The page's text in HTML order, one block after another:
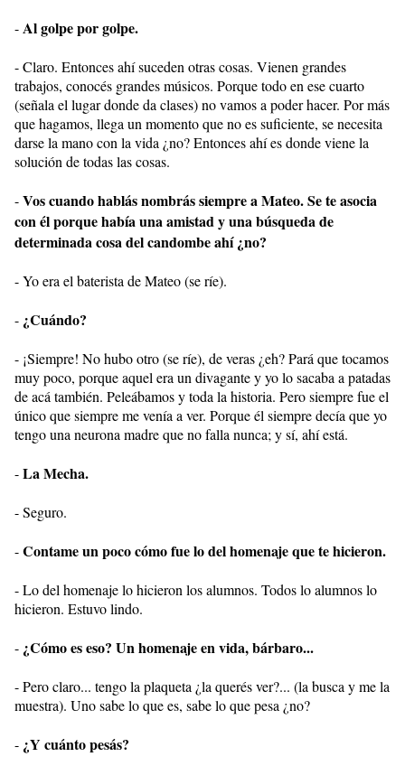
-Al golpe por golpe.
- Claro. Entonces ahí suceden otras cosas. Vienen grandes
trabajos, conocés grandes músicos. Porque todo en ese cuarto
(señala el lugar donde da clases) no vamos a poder hacer. Por más
que hagamos, llega un momento que no es suficiente, se necesita
darse la mano con la vida ¿no? Entonces ahí es donde viene la
solución de todas las cosas.
-Vos cuando hablás nombrás siempre a Mateo. Se te asocia
con él porque había una amistad y una búsqueda de
determinada cosa del candombe ahí ¿no?
- Yo era el baterista de Mateo (se ríe).
- ¿Cuándo?
- ¡Siempre! No hubo otro (se ríe), de veras ¿eh? Pará que tocamos
muy poco, porque aquel era un divagante y yo lo sacaba a patadas
de acá también. Peleábamos y toda la historia. Pero siempre fue el
único que siempre me venía a ver. Porque él siempre decía que yo
tengo una neurona madre que no falla nunca; y sí, ahí está.
-La Mecha.
- Seguro.
-Contame un poco cómo fue lo del homenaje que te hicieron.
- Lo del homenaje lo hicieron los alumnos. Todos lo alumnos lo
hicieron. Estuvo lindo.
- ¿Cómo es eso? Un homenaje en vida, bárbaro...
- Pero claro... tengo la plaqueta ¿la querés ver?... (la busca y me la
muestra). Uno sabe lo que es, sabe lo que pesa ¿no?
- ¿Y cuánto pesás?